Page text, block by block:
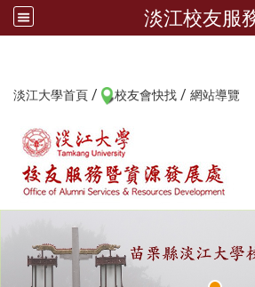
淡江校友服
淡江大學首頁 / 校友會快找 / 網站導覽